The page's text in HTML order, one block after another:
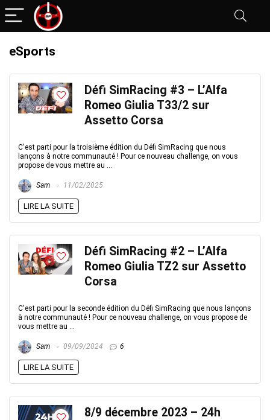
eSports
Défi SimRacing #3 – L’Alfa
Romeo Giulia T33/2 sur
Assetto Corsa
C'est parti pour la troisième édition du Défi SimRacing que nous
lançons à notre communauté ! Pour ce nouveau challenge, on vous
propose de vous mettre au ...
Sam 11/02/2025
LIRE LA SUITE
Défi SimRacing #2 – L’Alfa
Romeo Giulia TZ2 sur Assetto
Corsa
C'est parti pour la seconde édition du Défi SimRacing que nous lançons
à notre communauté ! Pour ce nouveau challenge, on vous propose de
vous mettre au ...
Sam 09/09/2024 6
LIRE LA SUITE
8/9 décembre 2023 – 24h